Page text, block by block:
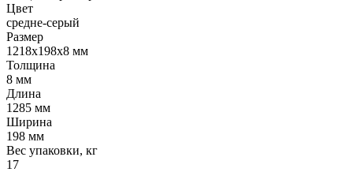
Цвет
средне-серый
Размер
1218х198x8 мм
Толщина
8 мм
Длина
1285 мм
Ширина
198 мм
Вес упаковки, кг
17